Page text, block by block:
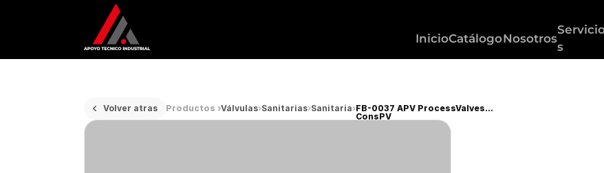
InicioCatálogoNosotros
s
Volver atras Productos ›Válvulas›Sanitarias›Sanitaria›FB-0037 APV ProcessValves
ConsPV